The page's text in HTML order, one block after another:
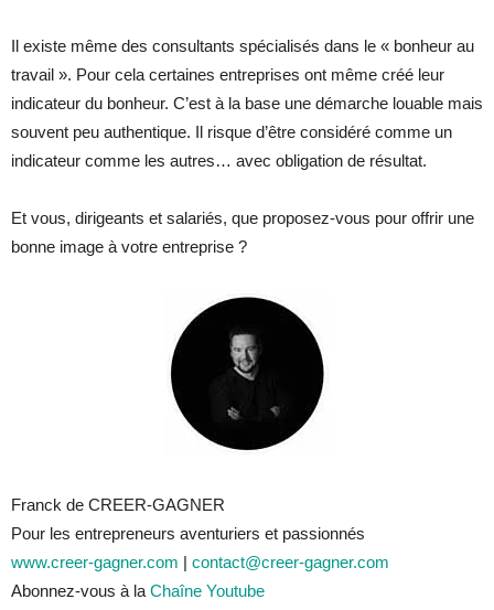
Il existe même des consultants spécialisés dans le « bonheur au
travail ». Pour cela certaines entreprises ont même créé leur
indicateur du bonheur. C’est à la base une démarche louable mais
souvent peu authentique. Il risque d’être considéré comme un
indicateur comme les autres… avec obligation de résultat.
Et vous, dirigeants et salariés, que proposez-vous pour offrir une
bonne image à votre entreprise ?
Franck de CREER-GAGNER
Pour les entrepreneurs aventuriers et passionnés
www.creer-gagner.com | contact@creer-gagner.com
Abonnez-vous à la Chaîne Youtube